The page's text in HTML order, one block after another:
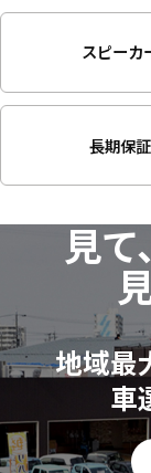
スピーカ
長期保証
見
地域最
車